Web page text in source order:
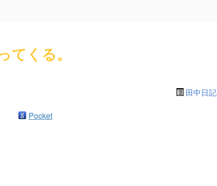
てくる。
田中日記
Pocket